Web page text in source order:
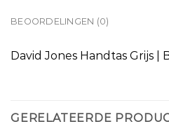
BEOORDELINGEN (0)
David Jones Handtas Grijs
GERELATEERDE